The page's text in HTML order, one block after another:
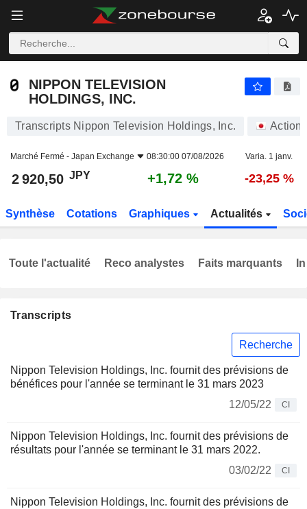
NIPPON TELEVISION
HOLDINGS, INC.
Transcripts Nippon Television Holdings, Inc. Actions
Marché Fermé - Japan Exchange 08:30:00 07/08/2026 Varia. 1 janv.
2 920,50 JPY +1,72 % -23,25 %
Synthèse Cotations Graphiques Actualités
Transcripts
Recherche
Nippon Television Holdings, Inc. fournit des prévisions de
bénéfices pour l'année se terminant le 31 mars 2023
12/05/22
CI
Nippon Television Holdings, Inc. fournit des prévisions de
résultats pour l'année se terminant le 31 mars 2022.
03/02/22
CI
Nippon Television Holdings, Inc. fournit des prévisions de
Toute l'actualité Reco analystes Faits marquants